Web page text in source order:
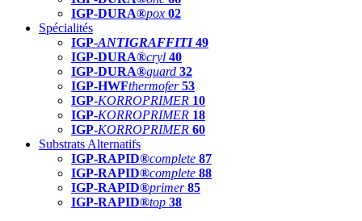
IGP-DURA®pox 02
Spécialités
IGP-ANTIGRAFFITI49
IGP-DURA®cryl 40
IGP-DURA®guard 32
IGP-HWFthermofer 53
IGP-KORROPRIMER 10
IGP-KORROPRIMER 18
IGP-KORROPRIMER 60
Substrats Alternatifs
IGP-RAPID®complete 87
IGP-RAPID®complete 88
IGP-RAPID®primer 85
IGP-RAPID®top 38